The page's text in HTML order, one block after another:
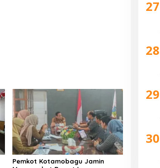
Pemkot Kotamobagu Jamin
27
28
29
30